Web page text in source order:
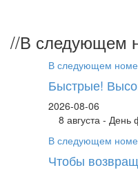
//В следующем
В следующем
Быстрые!
2026-08-06
8 августа - День
В следующем
Чтобы